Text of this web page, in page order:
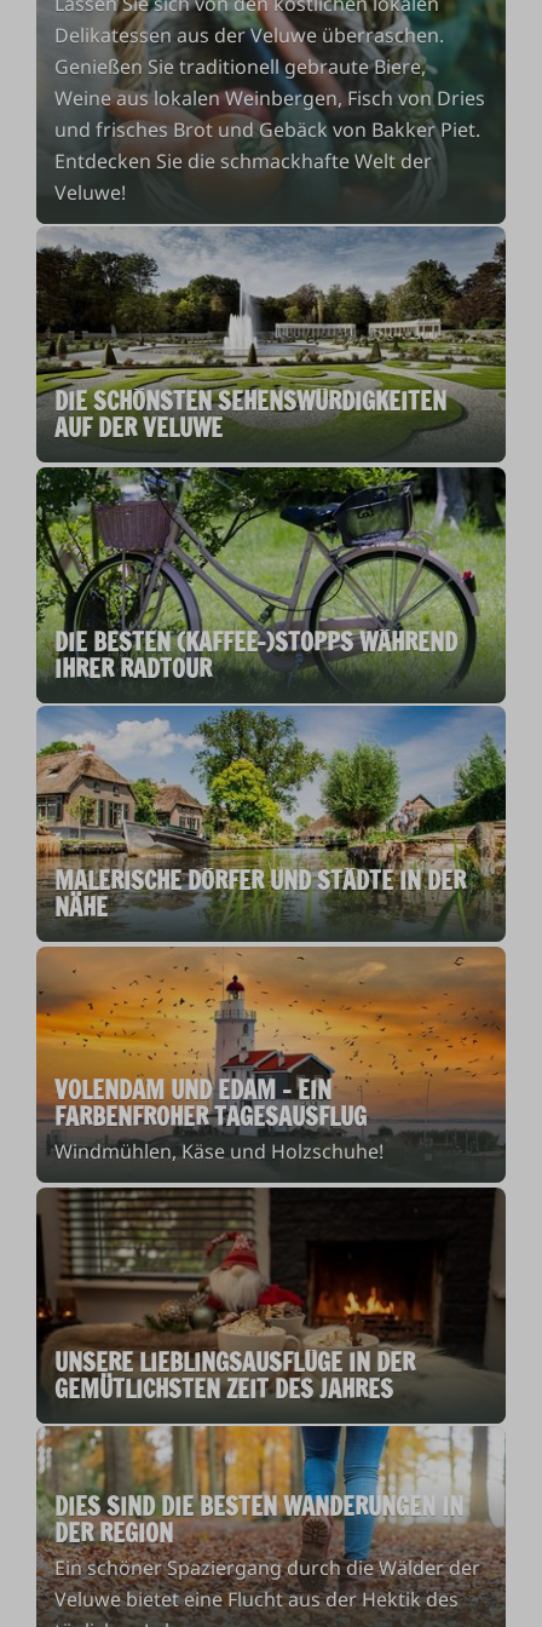
Delikatessen aus der Veluwe überraschen.
Genießen Sie traditionell gebraute Biere,
Weine aus lokalen Weinbergen, Fisch von Dries
und frisches Brot und Gebäck von Bakker Piet.
Entdecken Sie die schmackhafte Welt der
Veluwe!
DIE SCHÖNSTEN SEHENSWÜRDIGKEITEN
AUF DER VELUWE
DIE BESTEN (KAFFEE-)STOPPS WÄHREND
IHRER RADTOUR
MALERISCHE DÖRFER UND STÄDTE IN DER
NÄHE
VOLENDAM UND EDAM - EIN
FARBENFROHER TAGESAUSFLUG
Windmühlen, Käse und Holzschuhe!
UNSERE LIEBLINGSAUSFLÜGE IN DER
GEMÜTLICHSTEN ZEIT DES JAHRES
DIES SIND DIE BESTEN WANDERUNGEN IN
DER REGION
Ein schöner Spaziergang durch die Wälder der
Veluwe bietet eine Flucht aus der Hektik des